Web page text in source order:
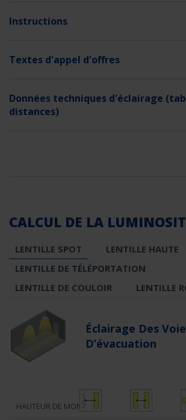
Instructions
Textes d'appel d'offres
Données techniques d'éclairage
distances)
CALCUL DE LA
LENTILLE SPOT
LENTILLE HAUTE
LENTILLE DE TÉLÉPORTATION
LENTILLE DE COULOIR
LENTILLE
Éclairage Des
D’évacuation
HAUTEUR DE MONTAGE